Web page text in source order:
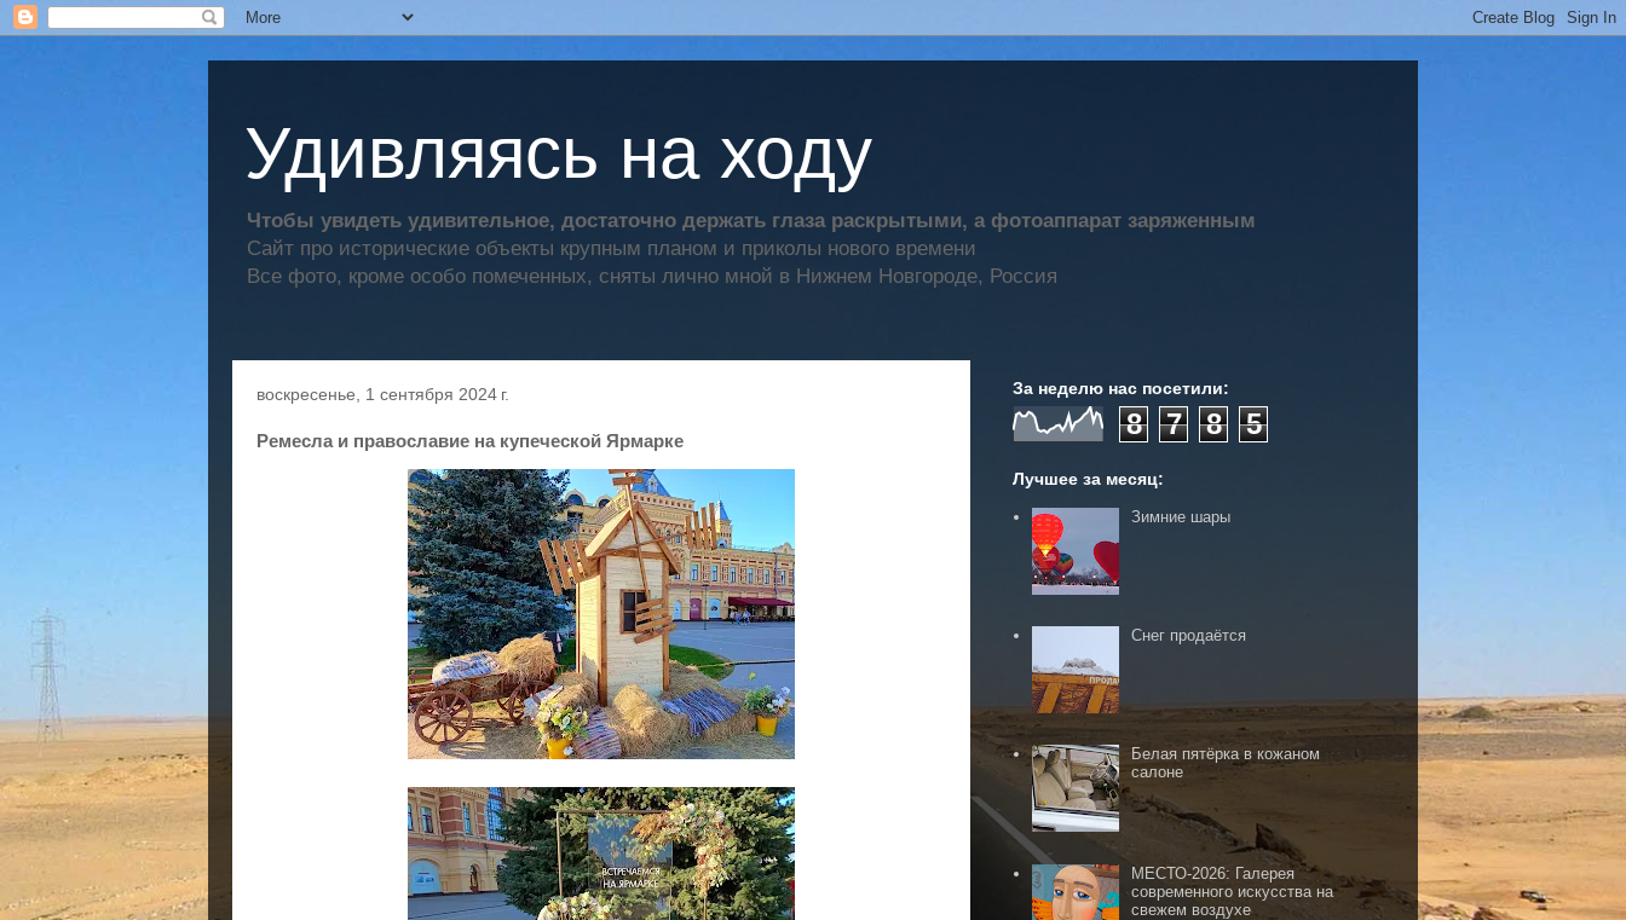
Удивляясь на ходу
Чтобы увидеть удивительное, достаточно держать глаза раскрытыми, а фотоаппарат заряженным
Сайт про исторические объекты крупным планом и приколы нового времени
Все фото, кроме особо помеченных, сняты лично мной в Нижнем Новгороде, Россия
воскресенье, 1 сентября 2024 г.
Ремесла и православие на купеческой Ярмарке
За неделю нас посетили:
8 7 8 5
Лучшее за месяц:
Зимние шары
Снег продаётся
Белая пятёрка в кожаном
салоне
МЕСТО-2026: Галерея
современного искусства на
свежем воздухе